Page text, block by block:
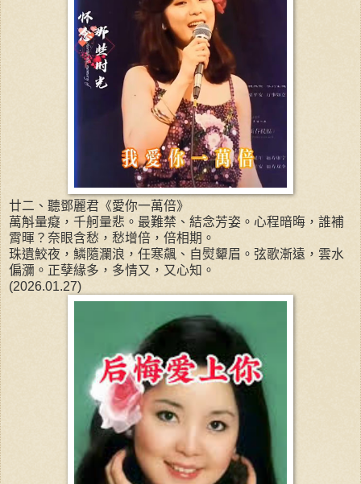
廿二、聽鄧麗君《愛你一萬倍》
萬斛量癡，千舸量悲。最難禁、結念芳姿。心程暗晦，誰補
霄暉？奈眼含愁，愁增倍，倍相期。
珠遺鮫夜，鱗隨瀾浪，任寒飆、自熨顰眉。弦歌漸遠，雲水
偏瀰。正孽緣多，多情又，又心知。
(2026.01.27)